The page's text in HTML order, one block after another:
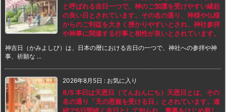
と呼ばれる吉日一つで、神のご加護を受けやすい縁起
の良い日とされています。その名の通り、神様や仏様
からのご利益を大きく授かりやすいとされ、神社参拝
や神事に関連する行事と相性が良いとされています。
神吉日（かみよしび）は、日本の暦における吉日の一つで、神社への参拝や神
事、祈願な ...
2026年8月5日 : お気に入り
8/5 本日は天恩日（てんおんにち）天恩日とは、その
名の通り「天の恩寵を受ける日」とされています。連
続で5日間続く吉日として知られ、慶事をはじめ新し